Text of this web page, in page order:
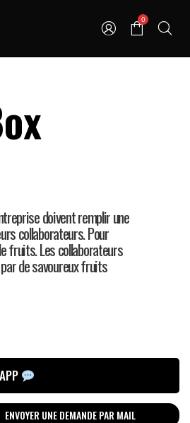
0
doivent remplir une
collaborateurs. Pour
fruits. Les collaborateurs
de savoureux fruits
ENVOYER UNE DEMANDE PAR MAIL